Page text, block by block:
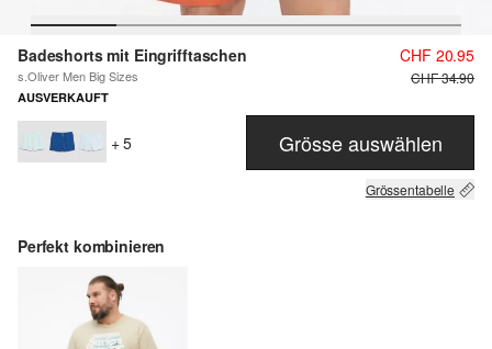
Badeshorts mit Eingrifftaschen
s.Oliver Men Big Sizes
CHF 20.95
CHF 34.90
AUSVERKAUFT
+ 5 Grösse auswählen
Grössentabelle
Perfekt kombinieren